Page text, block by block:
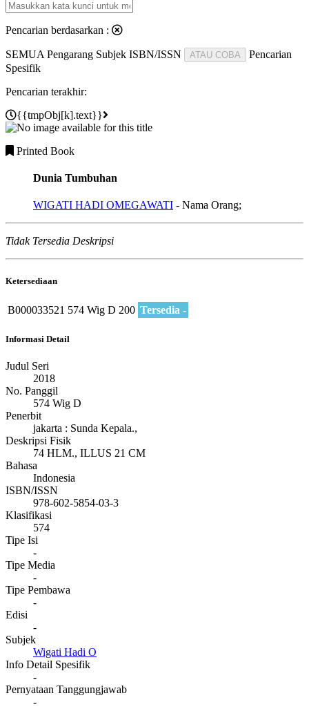
Pencarian berdasarkan :
SEMUA Pengarang Subjek ISBN/ISSN ATAU COBA
Pencarian
Spesifik
Pencarian terakhir:
{{tmpObj[k].text}}
Printed Book
Dunia Tumbuhan
WIGATI HADI OMEGAWATI - Nama Orang;
Tidak Tersedia Deskripsi
Ketersediaan
B000033521 574 Wig D 200 Tersedia -
Informasi Detail
Judul Seri
2018
No. Panggil
574 Wig D
Penerbit
jakarta : Sunda Kepala.,
Deskripsi Fisik
74 HLM., ILLUS 21 CM
Bahasa
Indonesia
ISBN/ISSN
978-602-5854-03-3
Klasifikasi
574
Tipe Isi
-
Tipe Media
-
Tipe Pembawa
-
Edisi
-
Subjek
Wigati Hadi O
Info Detail Spesifik
-
Pernyataan Tanggungjawab
-